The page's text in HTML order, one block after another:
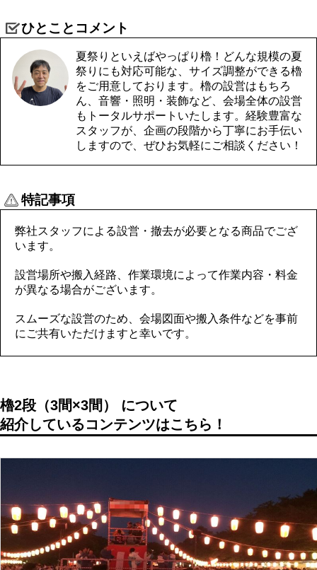
ひとことコメント
夏祭りといえばやっぱり櫓！どんな規模の夏
祭りにも対応可能な、サイズ調整ができる櫓
をご用意しております。櫓の設営はもちろ
ん、音響・照明・装飾など、会場全体の設営
もトータルサポートいたします。経験豊富な
スタッフが、企画の段階から丁寧にお手伝い
しますので、ぜひお気軽にご相談ください！
特記事項
弊社スタッフによる設営・撤去が必要となる商品でござ
います。
設営場所や搬入経路、作業環境によって作業内容・料金
が異なる場合がございます。
スムーズな設営のため、会場図面や搬入条件などを事前
にご共有いただけますと幸いです。
櫓2段（3間×3間） について
紹介しているコンテンツはこちら！